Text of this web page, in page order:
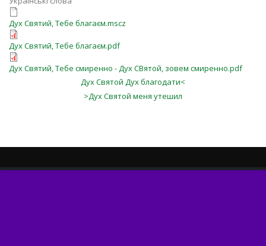
Дух Святий, Тебе благаєм.mscz
Дух Святий, Тебе благаєм.pdf
Дух Святий, Тебе смиренно - Дух СВятой, зовем смиренно.pdf
Дух Святой Дух благодати<
>Дух Святой меня утешил